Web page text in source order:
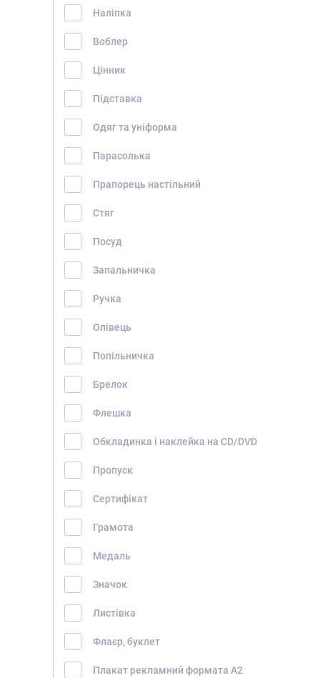
Наліпка
Воблер
Цінник
Підставка
Одяг та уніформа
Парасолька
Прапорець настільний
Стяг
Посуд
Запальничка
Ручка
Олівець
Попільничка
Брелок
Флешка
Обкладинка і наклейка на CD/DVD
Пропуск
Сертифікат
Грамота
Медаль
Значок
Листівка
Флаєр, буклет
Плакат рекламний формата А2
ГОЛОВНА
ПРО НАС
ПОСЛУГИ
ПОРТФОЛІО
БРИФИ
КАР’ЄРА
БЛОГ
КОНТАКТИ